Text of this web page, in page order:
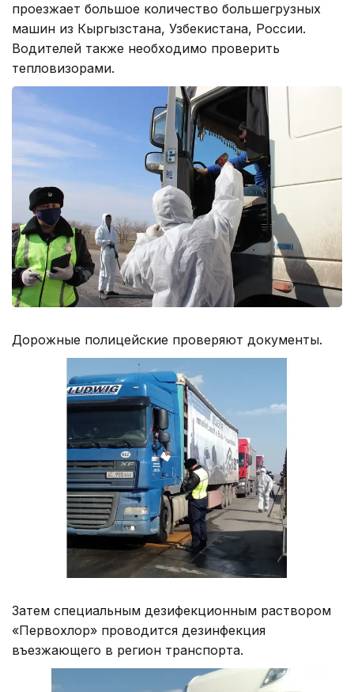
проезжает большое количество большегрузных
машин из Кыргызстана, Узбекистана, России.
Водителей также необходимо проверить
тепловизорами.
Дорожные полицейские проверяют документы.
Затем специальным дезифекционным раствором
«Первохлор» проводится дезинфекция
въезжающего в регион транспорта.